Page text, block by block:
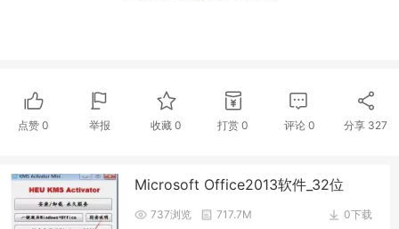
点赞 0 举报 收藏0 打赏 0 评论 0 分享 327
Microsoft Office2013软件_32位
0下载
737浏览 717.7M